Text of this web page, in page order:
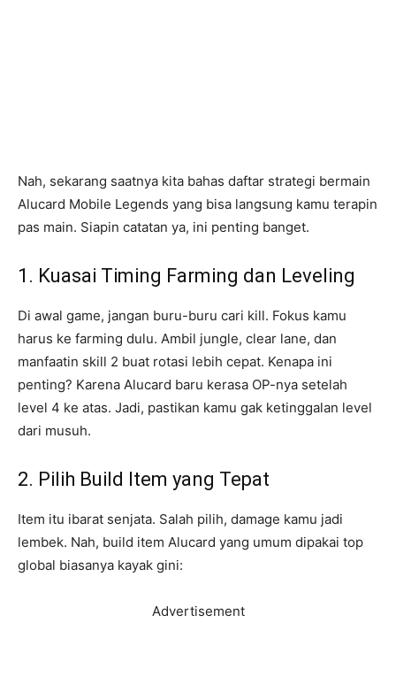
Nah, sekarang saatnya kita bahas daftar strategi bermain
Alucard Mobile Legends yang bisa langsung kamu terapin
pas main. Siapin catatan ya, ini penting banget.
1. Kuasai Timing Farming dan Leveling
Di awal game, jangan buru-buru cari kill. Fokus kamu
harus ke farming dulu. Ambil jungle, clear lane, dan
manfaatin skill 2 buat rotasi lebih cepat. Kenapa ini
penting? Karena Alucard baru kerasa OP-nya setelah
level 4 ke atas. Jadi, pastikan kamu gak ketinggalan level
dari musuh.
2. Pilih Build Item yang Tepat
Item itu ibarat senjata. Salah pilih, damage kamu jadi
lembek. Nah, build item Alucard yang umum dipakai top
global biasanya kayak gini:
Advertisement